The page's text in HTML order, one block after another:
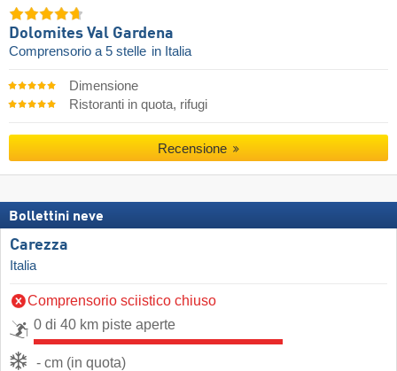
Dolomites Val Gardena
Comprensorio a 5 stelle in Italia
Dimensione
Ristoranti in quota, rifugi
Recensione
Bollettini neve
Carezza
Italia
Comprensorio sciistico chiuso
0 di 40 km piste aperte
- cm (in quota)